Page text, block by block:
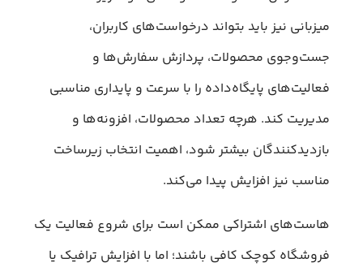
میزبانی نیز باید بتواند درخواست‌های کاربران،
جست‌وجوی محصولات، پردازش سفارش‌ها و
فعالیت‌های پایگاه‌داده را با سرعت و پایداری مناسبی
مدیریت کند. هرچه تعداد محصولات، افزونه‌ها و
بازدیدکنندگان بیشتر شود، اهمیت انتخاب زیرساخت
مناسب نیز افزایش پیدا می‌کند.
هاست‌های اشتراکی ممکن است برای شروع فعالیت یک
فروشگاه کوچک کافی باشند؛ اما با افزایش ترافیک یا